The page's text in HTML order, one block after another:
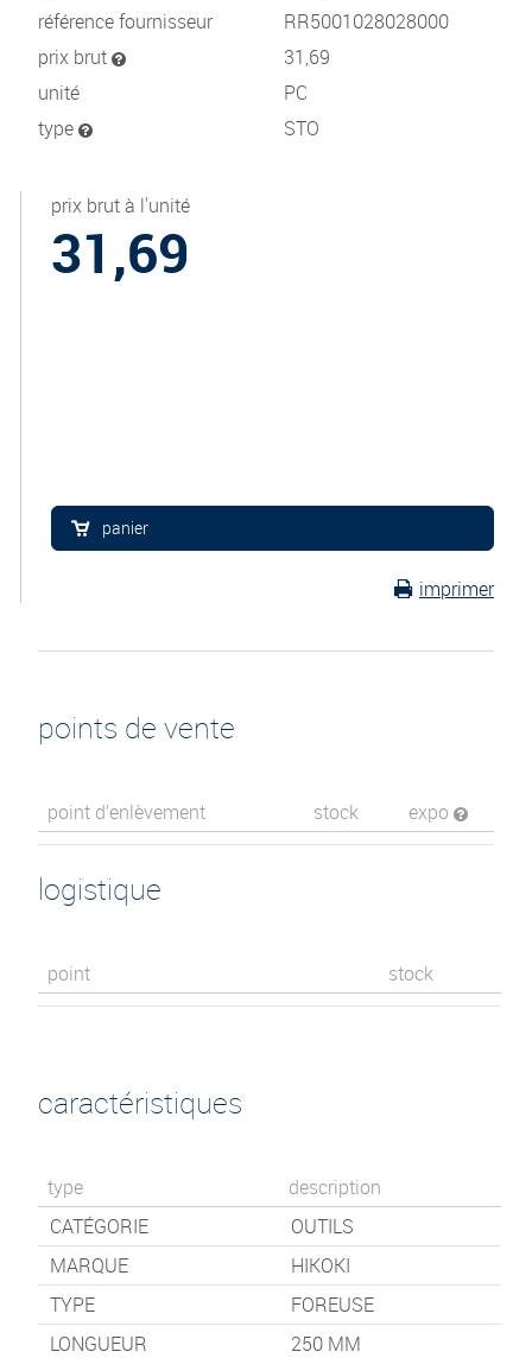
référence fournisseur
RR5001028028000
prix brut
31,69
unité
PC
type
STO
prix brut à l'unité
31,69
panier
imprimer
points de vente
point d’enlèvement stock expo
logistique
point stock
caractéristiques
type
description
CATÉGORIE
OUTILS
MARQUE
HIKOKI
TYPE
FOREUSE
LONGUEUR
250 MM